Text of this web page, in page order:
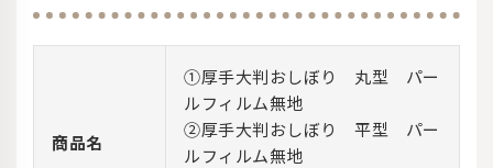
商品名
①厚手大判おしぼり 丸型 パー
ルフィルム無地
②厚手大判おしぼり 平型 パー
ルフィルム無地